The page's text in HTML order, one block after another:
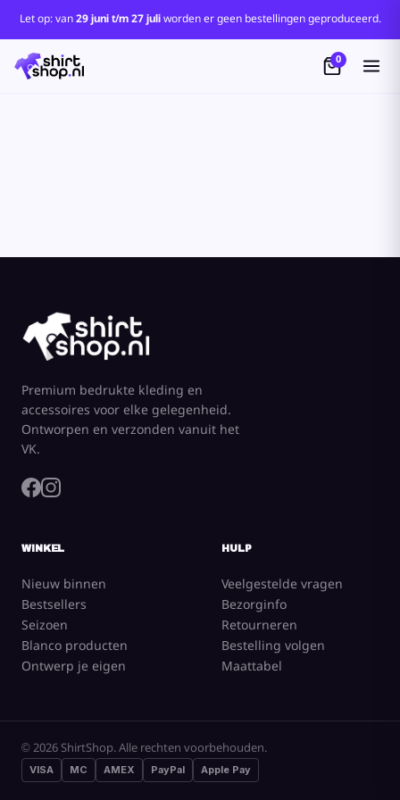
Let op: van29 juni t/m 27 juliworden er geen bestellingen geproduceerd.
0
Premium bedrukte kleding en
accessoires voor elke gelegenheid.
Ontworpen en verzonden vanuit het
VK.
WINKEL
Nieuw binnen
Bestsellers
Seizoen
Blanco producten
Ontwerp je eigen
HULP
Veelgestelde vragen
Bezorginfo
Retourneren
Bestelling volgen
Maattabel
© 2026 ShirtShop. Alle rechten voorbehouden.
VISA MC AMEX PayPal Apple Pay